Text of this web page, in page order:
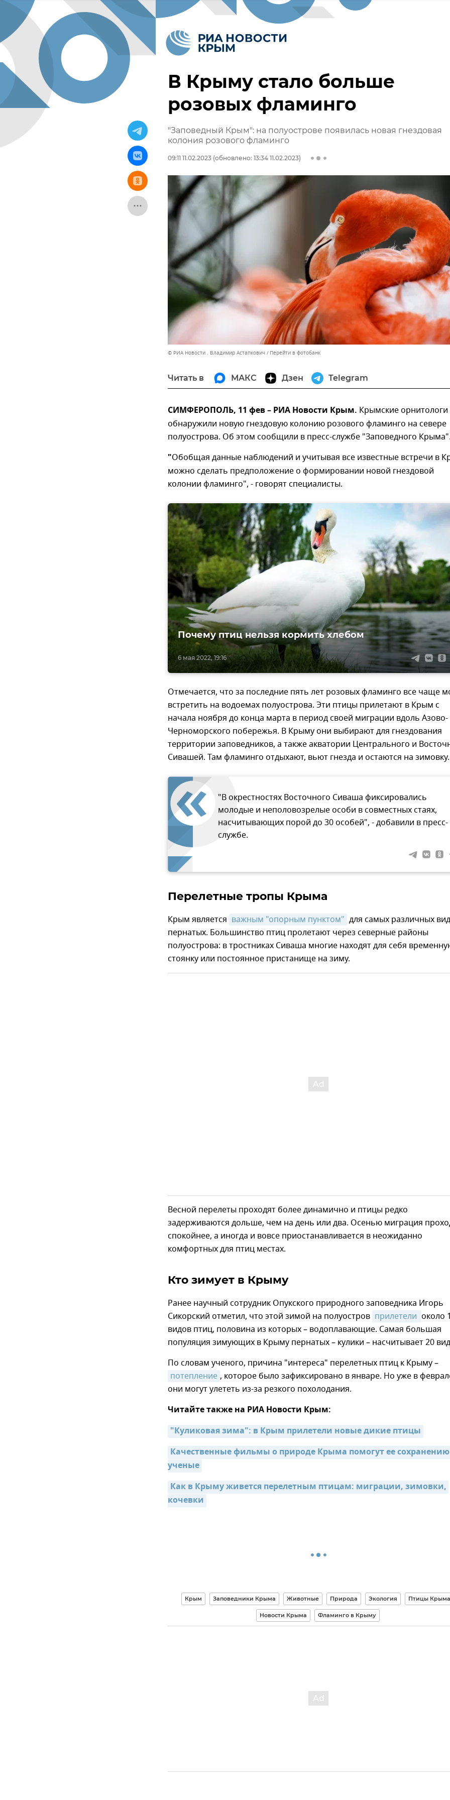
В Крыму стало больше
розовых фламинго
"Заповедный Крым": на полуострове появилась новая гнездовая
колония розового фламинго
09:11 11.02.2023 (обновлено: 13:34 11.02.2023)
© РИА Новости . Владимир Астапкович Перейти в фотобанк
Читать в МАКС Дзен Telegram
СИМФЕРОПОЛЬ, 11 фев – РИА Новости Крым. Крымские орнитологи
обнаружили новую гнездовую колонию розового фламинго на севере
полуострова. Об этом сообщили в пресс-службе "Заповедного
"Обобщая данные наблюдений и учитывая все известные встречи в
можно сделать предположение о формировании новой гнездовой
колонии фламинго", - говорят специалисты.
6 мая 2022, 19:16
Почему птиц нельзя кормить хлебом
Отмечается, что за последние пять лет розовых фламинго все чаще
встретить на водоемах полуострова. Эти птицы прилетают в Крым с
начала ноября до конца марта в период своей миграции вдоль Азово-
Черноморского побережья. В Крыму они выбирают для гнездования
территории заповедников, а также акватории Центрального и
Сивашей. Там фламинго отдыхают, вьют гнезда и остаются на зимовку.
"В окрестностях Восточного Сиваша фиксировались
молодые и неполовозрелые особи в совместных стаях,
насчитывающих порой до 30 особей", - добавили в пресс-
службе.
Перелетные тропы Крыма
Крым является важным "опорным пунктом" для самых различных
пернатых. Большинство птиц пролетают через северные районы
полуострова: в тростниках Сиваша многие находят для себя
стоянку или постоянное пристанище на зиму.
Весной перелеты проходят более динамично и птицы редко
задерживаются дольше, чем на день или два. Осенью миграция
спокойнее, а иногда и вовсе приостанавливается в неожиданно
комфортных для птиц местах.
Кто зимует в Крыму
Ранее научный сотрудник Опукского природного заповедника Игорь
Сикорский отметил, что этой зимой на полуостров прилетели около
видов птиц, половина из которых – водоплавающие. Самая большая
популяция зимующих в Крыму пернатых – кулики – насчитывает 20
По словам ученого, причина "интереса" перелетных птиц к Крыму –
потепление , которое было зафиксировано в январе. Но уже в
они могут улететь из-за резкого похолодания.
Читайте также на РИА Новости Крым:
"Куликовая зима": в Крым прилетели новые дикие птицы
Качественные фильмы о природе Крыма помогут ее
ученые
Как в Крыму живется перелетным птицам: миграции, зимовки,
кочевки
Крым Заповедники Крыма Животные Природа Экология Птицы Крыма
Новости Крыма Фламинго в Крыму